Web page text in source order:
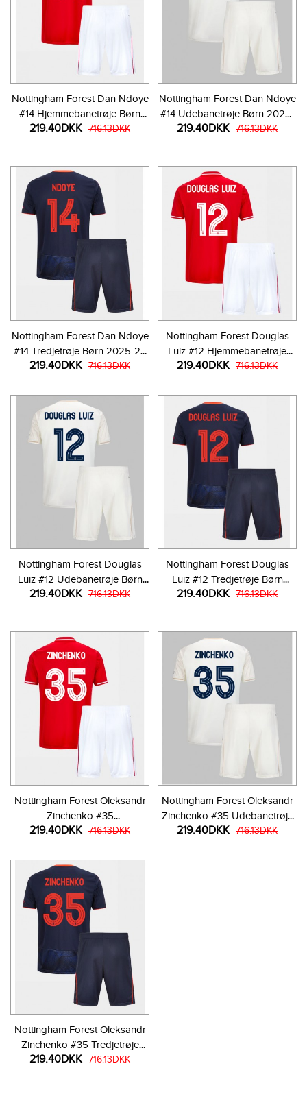
Nottingham Forest Dan Ndoye
#14 Hjemmebanetrøje Børn
2025-26 Kortærmet (+ Korte
219.40DKK 716.13DKK
Nottingham Forest Dan Ndoye
#14 Udebanetrøje Børn 2025-
26 Kortærmet (+ Korte bukser)
219.40DKK 716.13DKK
Nottingham Forest Dan Ndoye
#14 Tredjetrøje Børn 2025-26
Kortærmet (+ Korte bukser)
219.40DKK 716.13DKK
Nottingham Forest Douglas
Luiz #12 Hjemmebanetrøje
Børn 2025-26 Kortærmet (+
219.40DKK 716.13DKK
Nottingham Forest Douglas
Luiz #12 Udebanetrøje Børn
2025-26 Kortærmet (+ Korte
219.40DKK 716.13DKK
Nottingham Forest Douglas
Luiz #12 Tredjetrøje Børn
2025-26 Kortærmet (+ Korte
219.40DKK 716.13DKK
Nottingham Forest Oleksandr
Zinchenko #35
Hjemmebanetrøje Børn 2025-
219.40DKK 716.13DKK
Nottingham Forest Oleksandr
Zinchenko #35 Udebanetrøje
Børn 2025-26 Kortærmet (+
219.40DKK 716.13DKK
Nottingham Forest Oleksandr
Zinchenko #35 Tredjetrøje
Børn 2025-26 Kortærmet (+
219.40DKK 716.13DKK